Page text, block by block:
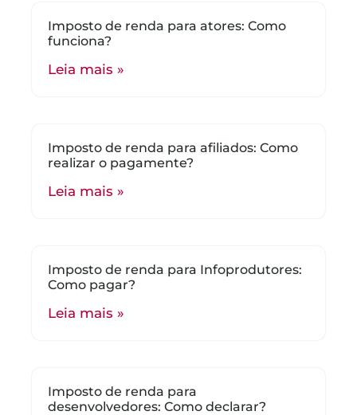
Imposto de renda para atores: Como
funciona?
Leia mais »
Imposto de renda para afiliados: Como
realizar o pagamente?
Leia mais »
Imposto de renda para Infoprodutores:
Como pagar?
Leia mais »
Imposto de renda para
desenvolvedores: Como declarar?